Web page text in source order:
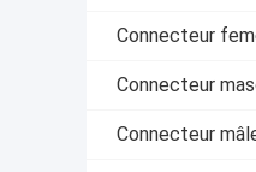
Connecteur
Connecteur
Connecteur